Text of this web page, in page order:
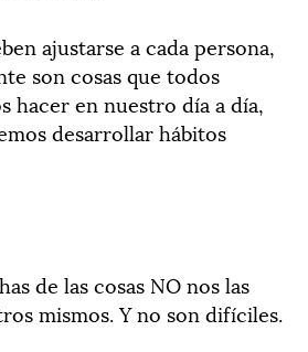
ajustarse a cada persona,
son cosas que todos
hacer en nuestro día a día,
desarrollar hábitos
de las cosas NO nos las
mismos. Y no son difíciles.